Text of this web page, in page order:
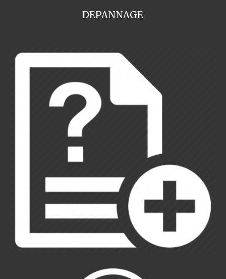
DEPANNAGE